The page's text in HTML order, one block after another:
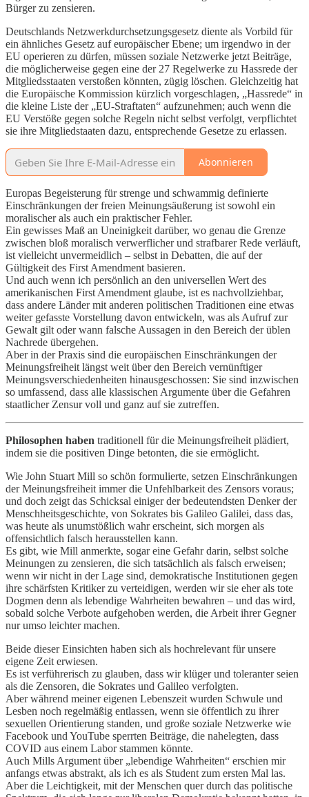
Bürger zu zensieren.
Deutschlands Netzwerkdurchsetzungsgesetz diente als Vorbild für
ein ähnliches Gesetz auf europäischer Ebene; um irgendwo in der
EU operieren zu dürfen, müssen soziale Netzwerke jetzt Beiträge,
die möglicherweise gegen eine der 27 Regelwerke zu Hassrede der
Mitgliedsstaaten verstoßen könnten, zügig löschen. Gleichzeitig hat
die Europäische Kommission kürzlich vorgeschlagen, „Hassrede“ in
die kleine Liste der „EU-Straftaten“ aufzunehmen; auch wenn die
EU Verstöße gegen solche Regeln nicht selbst verfolgt, verpflichtet
sie ihre Mitgliedstaaten dazu, entsprechende Gesetze zu erlassen.
Abonnieren
Europas Begeisterung für strenge und schwammig definierte
Einschränkungen der freien Meinungsäußerung ist sowohl ein
moralischer als auch ein praktischer Fehler.
Ein gewisses Maß an Uneinigkeit darüber, wo genau die Grenze
zwischen bloß moralisch verwerflicher und strafbarer Rede verläuft,
ist vielleicht unvermeidlich – selbst in Debatten, die auf der
Gültigkeit des First Amendment basieren.
Und auch wenn ich persönlich an den universellen Wert des
amerikanischen First Amendment glaube, ist es nachvollziehbar,
dass andere Länder mit anderen politischen Traditionen eine etwas
weiter gefasste Vorstellung davon entwickeln, was als Aufruf zur
Gewalt gilt oder wann falsche Aussagen in den Bereich der üblen
Nachrede übergehen.
Aber in der Praxis sind die europäischen Einschränkungen der
Meinungsfreiheit längst weit über den Bereich vernünftiger
Meinungsverschiedenheiten hinausgeschossen: Sie sind inzwischen
so umfassend, dass alle klassischen Argumente über die Gefahren
staatlicher Zensur voll und ganz auf sie zutreffen.
Philosophen haben traditionell für die Meinungsfreiheit plädiert,
indem sie die positiven Dinge betonten, die sie ermöglicht.
Wie John Stuart Mill so schön formulierte, setzen Einschränkungen
der Meinungsfreiheit immer die Unfehlbarkeit des Zensors voraus;
und doch zeigt das Schicksal einiger der bedeutendsten Denker der
Menschheitsgeschichte, von Sokrates bis Galileo Galilei, dass das,
was heute als unumstößlich wahr erscheint, sich morgen als
offensichtlich falsch herausstellen kann.
Es gibt, wie Mill anmerkte, sogar eine Gefahr darin, selbst solche
Meinungen zu zensieren, die sich tatsächlich als falsch erweisen;
wenn wir nicht in der Lage sind, demokratische Institutionen gegen
ihre schärfsten Kritiker zu verteidigen, werden wir sie eher als tote
Dogmen denn als lebendige Wahrheiten bewahren – und das wird,
sobald solche Verbote aufgehoben werden, die Arbeit ihrer Gegner
nur umso leichter machen.
Beide dieser Einsichten haben sich als hochrelevant für unsere
eigene Zeit erwiesen.
Es ist verführerisch zu glauben, dass wir klüger und toleranter seien
als die Zensoren, die Sokrates und Galileo verfolgten.
Aber während meiner eigenen Lebenszeit wurden Schwule und
Lesben noch regelmäßig entlassen, wenn sie öffentlich zu ihrer
sexuellen Orientierung standen, und große soziale Netzwerke wie
Facebook und YouTube sperrten Beiträge, die nahelegten, dass
COVID aus einem Labor stammen könnte.
Auch Mills Argument über „lebendige Wahrheiten“ erschien mir
anfangs etwas abstrakt, als ich es als Student zum ersten Mal las.
Aber die Leichtigkeit, mit der Menschen quer durch das politische